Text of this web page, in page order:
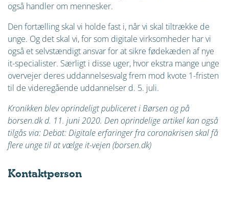
også handler om mennesker.
Den fortælling skal vi holde fast i, når vi skal tiltrække de
unge. Og det skal vi, for som digitale virksomheder har vi
også et selvstændigt ansvar for at sikre fødekæden af nye
it-specialister. Særligt i disse uger, hvor ekstra mange unge
overvejer deres uddannelsesvalg frem mod kvote 1-fristen
til de videregående uddannelser d. 5. juli.
Kronikken blev oprindeligt publiceret i Børsen og på
borsen.dk d. 11. juni 2020. Den oprindelige artikel kan også
tilgås via:Debat: Digitale erfaringer fra coronakrisen skal få
flere unge til at vælge it-vejen (borsen.dk)
Kontaktperson